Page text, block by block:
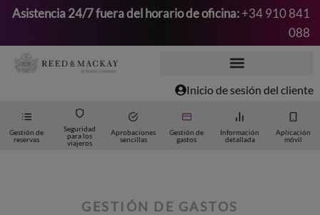
contenido
Asistencia 24/7 fuera del horario de oficina:+34 910 841
088
Inicio de sesión del cliente
Gestión de
reservas
Seguridad
para los
viajeros
Aprobaciones
sencillas
Gestión de
gastos
Información
detallada
Aplicación
móvil
GESTIÓN DE GASTOS